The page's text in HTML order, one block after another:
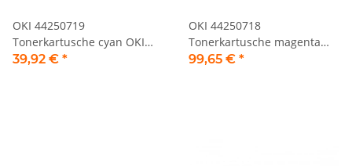
OKI 44250719
Tonerkartusche cyan OKI
C110 Serie
39,92 € *
OKI 44250718
Tonerkartusche magenta
OKI C110 Serie
99,65 € *